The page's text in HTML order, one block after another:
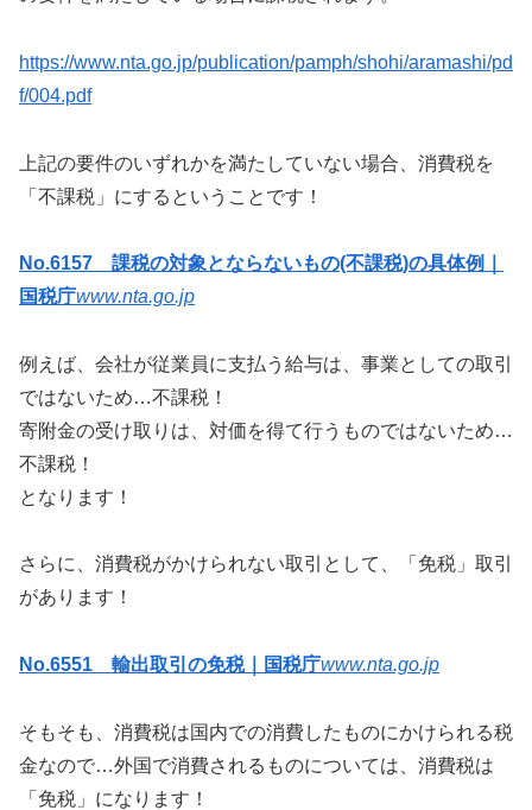
https://www.nta.go.jp/publication/pamph/shohi/aramashi/pd
f/004.pdf
上記の要件のいずれかを満たしていない場合、消費税を
「不課税」にするということです！
No.6157 課税の対象とならないもの(不課税)の具体例｜
国税庁www.nta.go.jp
例えば、会社が従業員に支払う給与は、事業としての取引
ではないため…不課税！
寄附金の受け取りは、対価を得て行うものではないため…
不課税！
となります！
さらに、消費税がかけられない取引として、「免税」取引
があります！
No.6551 輸出取引の免税｜国税庁www.nta.go.jp
そもそも、消費税は国内での消費したものにかけられる税
金なので…外国で消費されるものについては、消費税は
「免税」になります！